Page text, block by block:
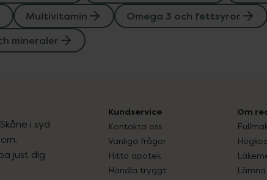
Multivitamin Omega 3 och fettsyror
mineraler
i syd
just dig
Kundservice
Kontakta oss
Vanliga frågor
Hitta apotek
Handla tryggt
Om